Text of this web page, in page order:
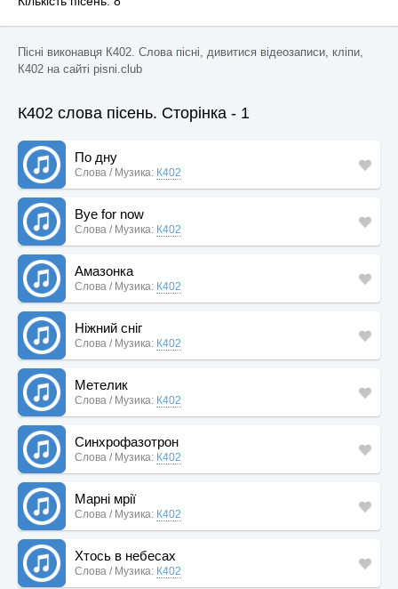
Пісні виконавця К402. Слова пісні, дивитися відеозаписи, кліпи,
К402 на сайті pisni.club
К402 слова пісень. Сторінка - 1
По дну
Слова / Музика: К402
Bye for now
Слова / Музика: К402
Амазонка
Слова / Музика: К402
Ніжний сніг
Слова / Музика: К402
Метелик
Слова / Музика: К402
Синхрофазотрон
Слова / Музика: К402
Марні мрії
Слова / Музика: К402
Хтось в небесах
Слова / Музика: К402